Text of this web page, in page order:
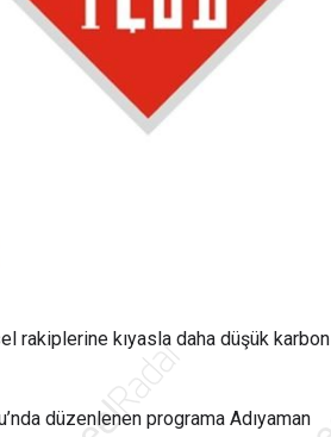
rakiplerine kıyasla daha düşük karbon
düzenlenen programa Adıyaman